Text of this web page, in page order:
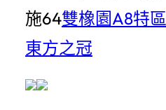
施64雙橡園A8特區
東方之冠